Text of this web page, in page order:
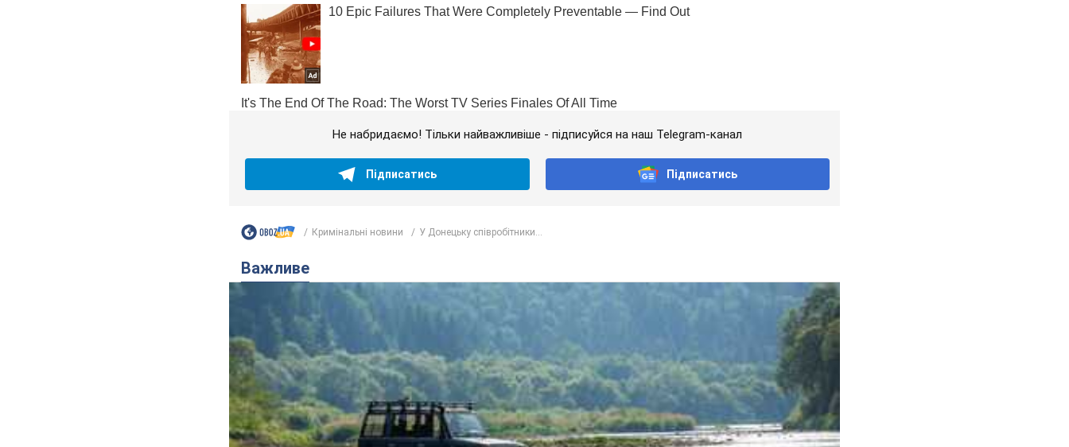
Не набридаємо! Тільки найважливіше - підписуйся на наш Telegram-канал
Підписатись Підписатись
Кримінальні новини У Донецьку співробітники...
Важливе